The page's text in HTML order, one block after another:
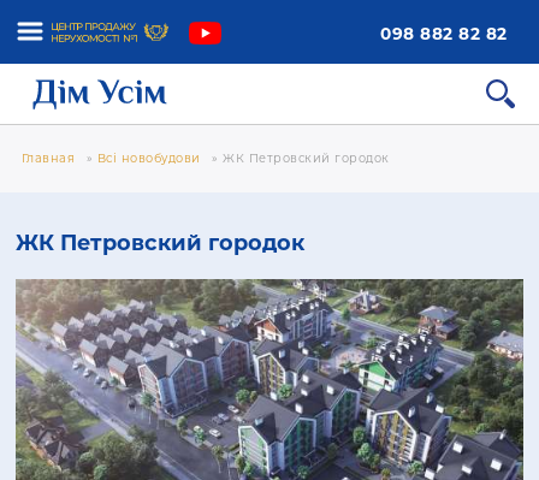
098 882 82 82
Главная » Всі новобудови » ЖК Петровский городок
ЖК Петровский городок